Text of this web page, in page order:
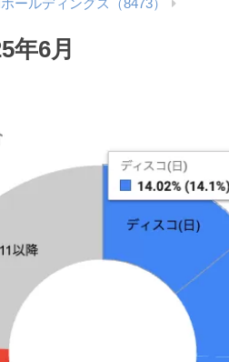
ールディングス（8473）
年6月